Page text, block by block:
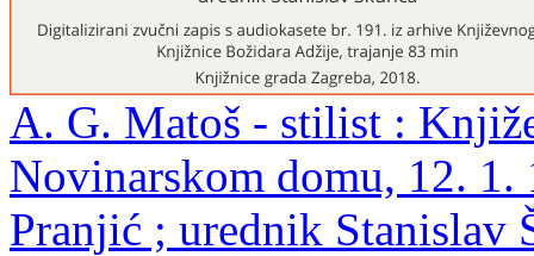
A. G. Matoš - stilist :
Novinarskom domu, 12.
Pranjić ; urednik Stanislav